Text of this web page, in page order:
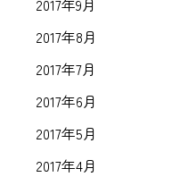
2017年9月
2017年8月
2017年7月
2017年6月
2017年5月
2017年4月